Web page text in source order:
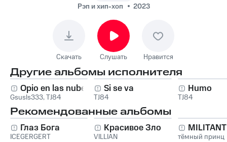
Рэп и хип-хоп
2023
Скачать Слушать Нравится
Другие альбомы исполнителя
Opio en las nubes
Gsusls333,TJ84
Si se va
TJ84
Humo
TJ84
Рекомендованные альбомы
Глаз Бога
ICEGERGERT
Красивое Зло
VILLIAN тёмный принц